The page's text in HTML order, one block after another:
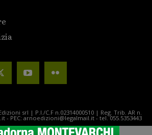
srl | P.I./C.F n.02314000510 | Reg. Trib. AR n.
- PEC: arnoedizioni@legalmail.it - tel. 055.5353443